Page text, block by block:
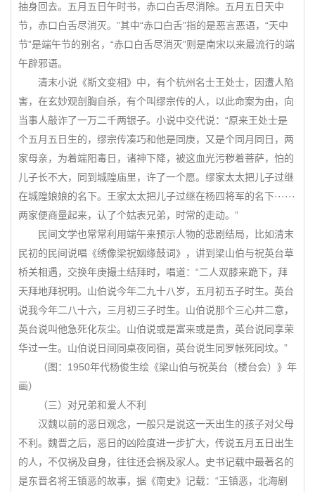
抽身回去。五月五日午时书，赤口白舌尽消除。五月五日天中
节，赤口白舌尽消灭。”其中“赤口白舌”指的是恶言恶语，“天中
节”是端午节的别名，“赤口白舌尽消灭”则是南宋以来最流行的端
午辟邪语。
清末小说《斯文变相》中，有个杭州名士王处士，因遭人陷
害，在玄妙观剖胸自杀，有个叫缪宗传的人，以此命案为由，向
当事人敲诈了一万二千两银子。小说中交代说：“原来王处士是
个五月五日生的，缪宗传凑巧和他是同庚，又是个同月同日，两
家母亲，为着端阳毒日，诸神下降，被这血光污秽着菩萨，怕的
儿子长不大，同到城隍庙里，许了一个愿。缪家太太把儿子过继
在城隍娘娘的名下。王家太太把儿子过继在杨四将军的名下······
两家便商量起来，认了个姑表兄弟，时常的走动。”
民间文学也常常利用端午来预示人物的悲剧结局，比如清末
民初的民间说唱《绣像梁祝姻缘鼓词》，讲到梁山伯与祝英台草
桥关相遇，交换年庚撮土结拜时，唱道：“二人双膝来跪下，拜
天拜地拜祝明。山伯说今年二九十八岁，五月初五子时生。英台
说我今年二八十六，三月初三子时生。山伯说那个三心并二意，
英台说叫他急死化灰尘。山伯说或是富来或是贵，英台说同享荣
华过一生。山伯说日间同桌夜同宿，英台说生同罗帐死同坟。”
（图：1950年代杨俊生绘《梁山伯与祝英台（楼台会）》年
画）
（三）对兄弟和爱人不利
汉魏以前的恶日观念，一般只是说这一天出生的孩子对父母
不利。魏晋之后，恶日的凶险度进一步扩大，传说五月五日出生
的人，不仅祸及自身，往往还会祸及家人。史书记载中最著名的
是东晋名将王镇恶的故事，据《南史》记载：“王镇恶，北海剧